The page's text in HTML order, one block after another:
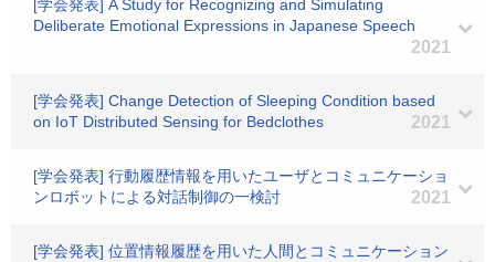
[学会発表] A Study for Recognizing and Simulating
Deliberate Emotional Expressions in Japanese Speech
2021
[学会発表] Change Detection of Sleeping Condition based
on IoT Distributed Sensing for Bedclothes
2021
[学会発表] 行動履歴情報を用いたユーザとコミュニケーショ
ンロボットによる対話制御の一検討
2021
[学会発表] 位置情報履歴を用いた人間とコミュニケーション